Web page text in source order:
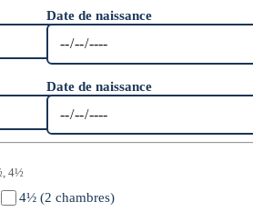
Date de naissance
Date de naissance
4½
4½ (2 chambres)